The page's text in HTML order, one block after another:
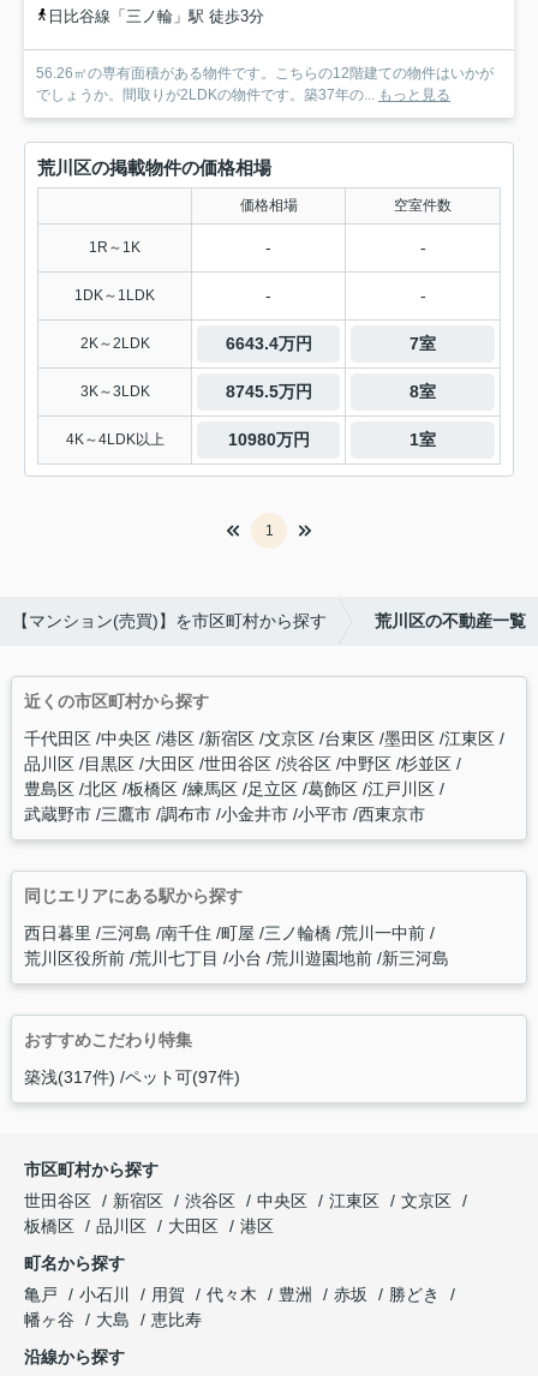
日比谷線「三ノ輪」駅 徒歩3分
56.26㎡の専有面積がある物件です。こちらの12階建ての物件はいかが
でしょうか。間取りが2LDKの物件です。築37年の...
もっと見る
荒川区の掲載物件の価格相場
価格相場 空室件数
1R～1K - -
1DK～1LDK - -
2K～2LDK 6643.4万円 7室
3K～3LDK 8745.5万円 8室
4K～4LDK以上 10980万円 1室
1
【マンション(売買)】を市区町村から探す 荒川区の不動産一覧
近くの市区町村から探す
千代田区 中央区 港区 新宿区 文京区 台東区 墨田区 江東区
品川区 目黒区 大田区 世田谷区 渋谷区 中野区 杉並区
豊島区 北区 板橋区 練馬区 足立区 葛飾区 江戸川区
武蔵野市 三鷹市 調布市 小金井市 小平市 西東京市
同じエリアにある駅から探す
西日暮里
三河島 南千住 町屋 三ノ輪橋 荒川一中前
荒川区役所前 荒川七丁目 小台 荒川遊園地前 新三河島
おすすめこだわり特集
築浅(317件) ペット可(97件)
市区町村から探す
世田谷区
新宿区 渋谷区 中央区 江東区
文京区
板橋区
品川区 大田区
港区
町名から探す
亀戸
小石川 用賀 代々木 豊洲 赤坂
勝どき
幡ヶ谷
大島
恵比寿
沿線から探す